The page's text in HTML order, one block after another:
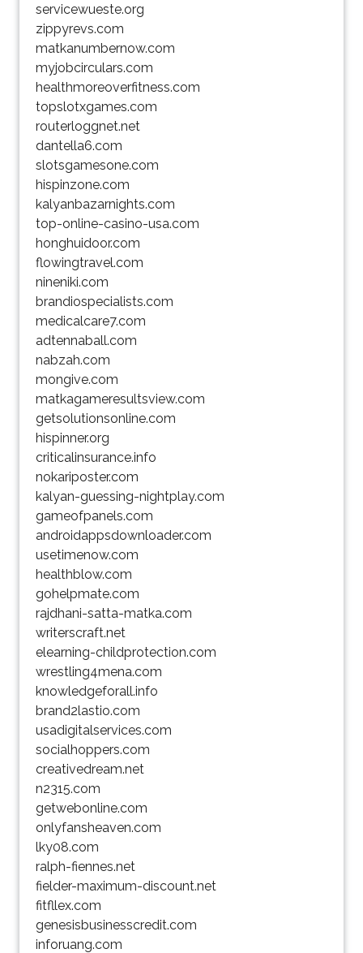
servicewueste.org
zippyrevs.com
matkanumbernow.com
myjobcirculars.com
healthmoreoverfitness.com
topslotxgames.com
routerloggnet.net
dantella6.com
slotsgamesone.com
hispinzone.com
kalyanbazarnights.com
top-online-casino-usa.com
honghuidoor.com
flowingtravel.com
nineniki.com
brandiospecialists.com
medicalcare7.com
adtennaball.com
nabzah.com
mongive.com
matkagameresultsview.com
getsolutionsonline.com
hispinner.org
criticalinsurance.info
nokariposter.com
kalyan-guessing-nightplay.com
gameofpanels.com
androidappsdownloader.com
usetimenow.com
healthblow.com
gohelpmate.com
rajdhani-satta-matka.com
writerscraft.net
elearning-childprotection.com
wrestling4mena.com
knowledgeforall.info
brand2lastio.com
usadigitalservices.com
socialhoppers.com
creativedream.net
n2315.com
getwebonline.com
onlyfansheaven.com
lky08.com
ralph-fiennes.net
fielder-maximum-discount.net
fitfllex.com
genesisbusinesscredit.com
inforuang.com